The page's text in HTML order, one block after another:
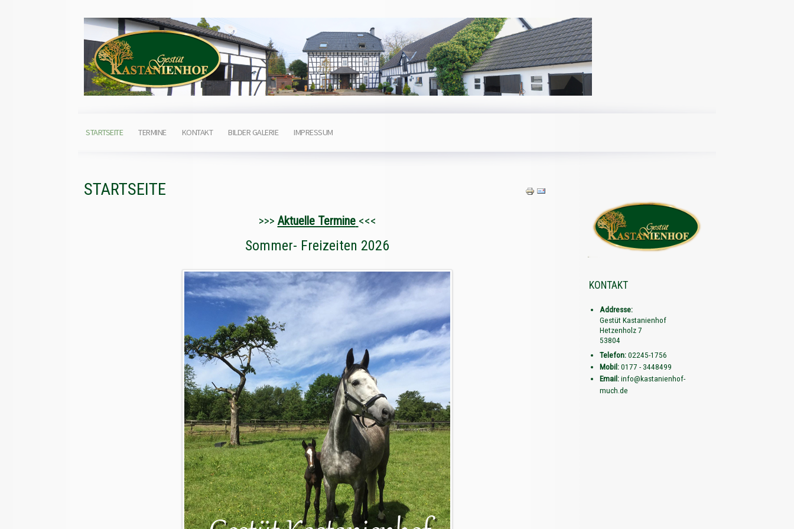
STARTSEITE TERMINE KONTAKT BILDER GALERIE IMPRESSUM
STARTSEITE
>>> Aktuelle Termine <<<
Sommer- Freizeiten 2026
KONTAKT
Addresse:
Gestüt Kastanienhof
Hetzenholz 7
53804
Telefon:02245-1756
Mobil:0177 - 3448499
Email:info@kastanienhof-
much.de